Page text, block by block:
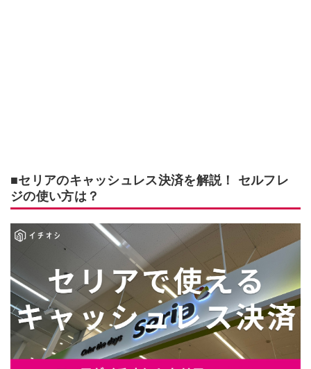
■セリアのキャッシュレス決済を解説！ セルフレ
ジの使い方は？